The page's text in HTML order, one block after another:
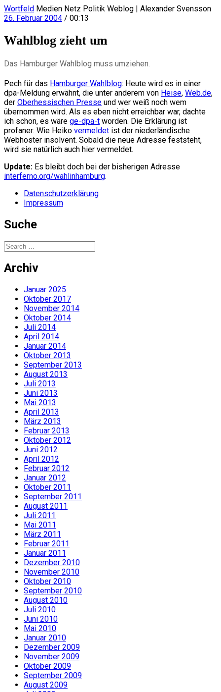
Wortfeld Medien Netz Politik Weblog | Alexander Svensson
26. Februar 2004 / 00:13
Wahlblog zieht um
Das Hamburger Wahlblog muss umziehen.
Pech für das Hamburger Wahlblog: Heute wird es in einer
dpa-Meldung erwähnt, die unter anderem von Heise, Web.de,
der Oberhessischen Presse und wer weiß noch wem
übernommen wird. Als es eben nicht erreichbar war, dachte
ich schon, es wäre ge-dpa-t worden. Die Erklärung ist
profaner: Wie Heiko vermeldet ist der niederländische
Webhoster insolvent. Sobald die neue Adresse feststeht,
wird sie natürlich auch hier vermeldet.
Update: Es bleibt doch bei der bisherigen Adresse
interferno.org/wahlinhamburg.
Datenschutzerklärung
Impressum
Suche
Search
for:
Archiv
Januar 2025
Oktober 2017
November 2014
Oktober 2014
Juli 2014
April 2014
Januar 2014
Oktober 2013
September 2013
August 2013
Juli 2013
Juni 2013
Mai 2013
April 2013
März 2013
Februar 2013
Oktober 2012
Juni 2012
April 2012
Februar 2012
Januar 2012
Oktober 2011
September 2011
August 2011
Juli 2011
Mai 2011
März 2011
Februar 2011
Januar 2011
Dezember 2010
November 2010
Oktober 2010
September 2010
August 2010
Juli 2010
Juni 2010
Mai 2010
Januar 2010
Dezember 2009
November 2009
Oktober 2009
September 2009
August 2009